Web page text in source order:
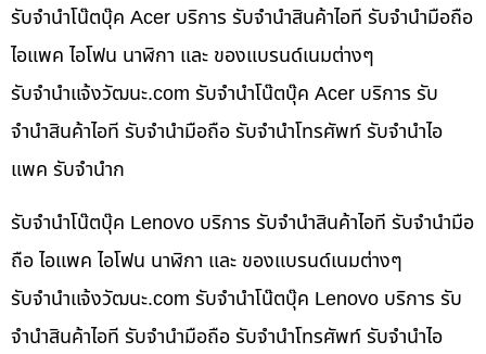
รับจำนำโน๊ตบุ๊ค Acer บริการ รับจำนำสินค้าไอที รับจำนำมือถือ
ไอแพค ไอโฟน นาฬิกา และ ของแบรนด์เนมต่างๆ
รับจํานําแจ้งวัฒนะ.com รับจำนำโน๊ตบุ๊ค Acer บริการ รับ
จำนำสินค้าไอที รับจำนำมือถือ รับจำนำโทรศัพท์ รับจำนำไอ
แพค รับจำนำก
รับจำนำโน๊ตบุ๊ค Lenovo บริการ รับจำนำสินค้าไอที รับจำนำมือ
ถือ ไอแพค ไอโฟน นาฬิกา และ ของแบรนด์เนมต่างๆ
รับจํานําแจ้งวัฒนะ.com รับจำนำโน๊ตบุ๊ค Lenovo บริการ รับ
จำนำสินค้าไอที รับจำนำมือถือ รับจำนำโทรศัพท์ รับจำนำไอ